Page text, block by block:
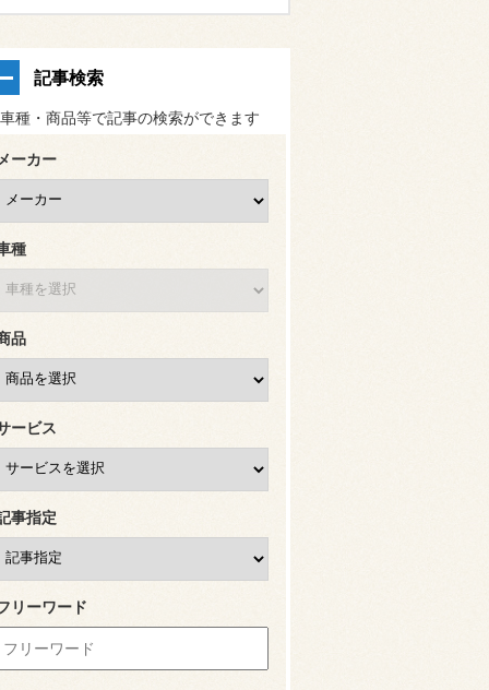
記事検索
種・商品等で記事の検索ができます
ーカー
種
品
ービス
事指定
リーワード